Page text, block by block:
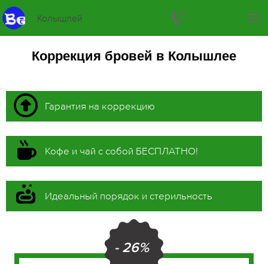
Колышлей
Коррекция бровей в Колышлее
Гарантия на коррекцию
Кофе и чай с собой БЕСПЛАТНО!
Идеальный порядок и стерильность
- 26%